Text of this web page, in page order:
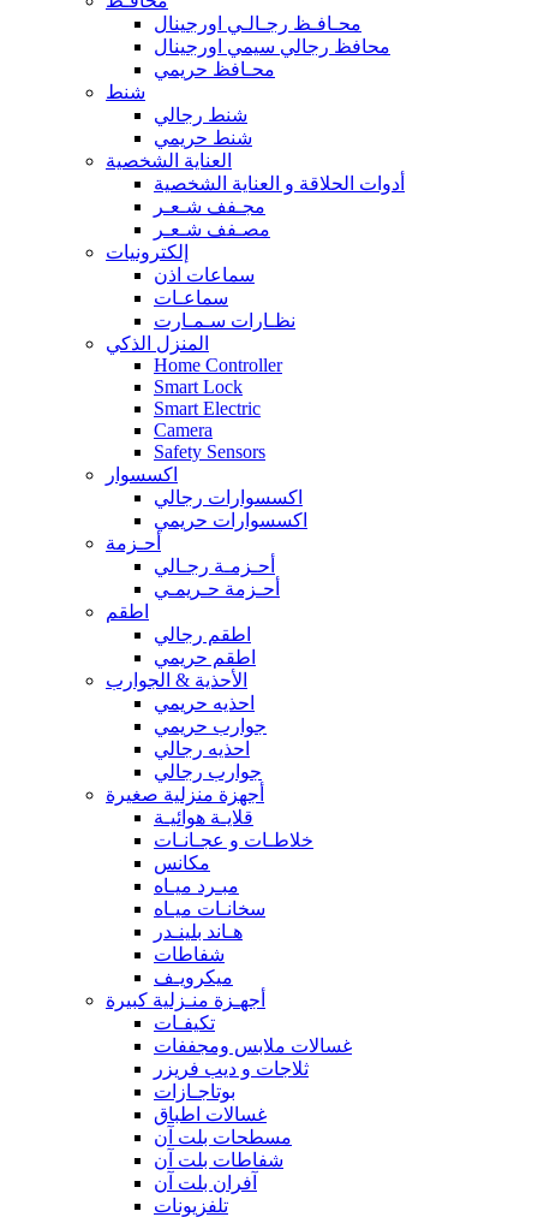
محـافـظ رجـالـي اورجينال
محافظ رجالي سيمي اورجينال
محـافظ حريمي
شنط
شنط رجالي
شنط حريمي
العناية الشخصية
أدوات الحلاقة و العناية الشخصية
مجـفف شـعـر
مصـفف شـعـر
إلكترونيات
سماعات اذن
سماعـات
نظـارات سـمـارت
المنزل الذكي
Home Controller
Smart Lock
Smart Electric
Camera
Safety Sensors
اكسسوار
اكسسوارات رجالي
اكسسوارات حريمي
أحـزمة
أحـزمـة رجـالي
أحـزمة حـريمـي
اطقم
اطقم رجالي
اطقم حريمي
الأحذية & الجوارب
احذيه حريمي
جوارب حريمي
احذيه رجالي
جوارب رجالي
أجهزة منزلية صغيرة
قلايـة هوائيـة
خلاطـات و عجـانـات
مكانس
مبـرد ميـاه
سخانـات ميـاه
هـاند بلينـدر
شفاطات
ميكرويـف
أجهـزة منـزلية كبيرة
تكيفـات
غسالات ملابس ومجففات
ثلاجات و ديب فريزر
بوتاجـازات
غسالات اطباق
مسطحات بلت آن
شفاطات بلت آن
آفران بلت آن
تلفزيونات